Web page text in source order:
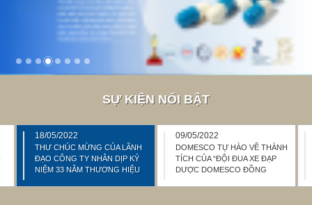
SỰ KIỆN NỔI BẬT
18/05/2022
THƯ CHÚC MỪNG CỦA LÃNH
ĐẠO CÔNG TY NHÂN DỊP KỶ
NIỆM 33 NĂM THƯƠNG HIỆU
09/05/2022
DOMESCO TỰ HÀO VỀ THÀNH
TÍCH CỦA “ĐỘI ĐUA XE ĐẠP
DƯỢC DOMESCO ĐỒNG